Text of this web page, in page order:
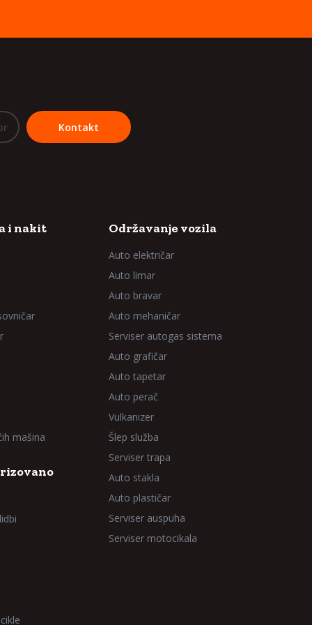
Kontakt
i nakit
mašina
Održavanje vozila
Auto električar
Auto limar
Auto bravar
Auto mehaničar
Serviser autogas sistema
Auto grafičar
Auto tapetar
Auto perač
Vulkanizer
Šlep služba
Serviser trapa
Auto stakla
Auto plastičar
Serviser auspuha
Serviser motocikala